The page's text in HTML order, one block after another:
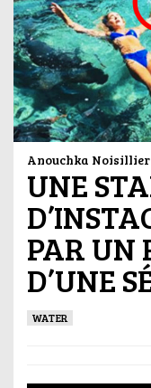
Anouchka Noisillier
UNE
PAR UN
D’UNE
WATER